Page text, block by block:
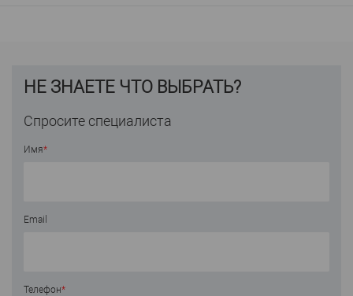
НЕ ЗНАЕТЕ ЧТО ВЫБРАТЬ?
Спросите специалиста
Имя*
Email
Телефон*